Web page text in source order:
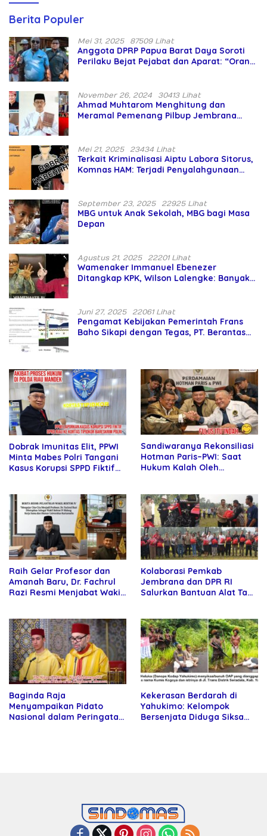
Berita Populer
Mei 31, 2025 87509 Lihat
Anggota DPRP Papua Barat Daya Soroti
Perilaku Bejat Pejabat dan Aparat: “Orang
November 26, 2024 30413 Lihat
Ahmad Muhtarom Menghitung dan
Meramal Pemenang Pilbup Jembrana
Mei 21, 2025 23434 Lihat
Terkait Kriminalisasi Aiptu Labora Sitorus,
Komnas HAM: Terjadi Penyalahgunaan
September 23, 2025 22925 Lihat
MBG untuk Anak Sekolah, MBG bagi Masa
Depan
Agustus 21, 2025 22201 Lihat
Wamenaker Immanuel Ebenezer
Ditangkap KPK, Wilson Lalengke: Banyak
Juni 27, 2025 22061 Lihat
Pengamat Kebijakan Pemerintah Frans
Baho Sikapi dengan Tegas, PT. Berantas
Dobrak Imunitas Elit, PPWI
Minta Mabes Polri Tangani
Kasus Korupsi SPPD Fiktif
Sandiwaranya Rekonsiliasi
Hotman Paris–PWI: Saat
Hukum Kalah Oleh
Raih Gelar Profesor dan
Amanah Baru, Dr. Fachrul
Razi Resmi Menjabat Wakil
Kolaborasi Pemkab
Jembrana dan DPR RI
Salurkan Bantuan Alat Tani
Baginda Raja
Menyampaikan Pidato
Nasional dalam Peringatan
Kekerasan Berdarah di
Yahukimo: Kelompok
Bersenjata Diduga Siksa